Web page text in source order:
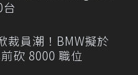
台
裁員潮！BMW擬於
砍 8000 職位